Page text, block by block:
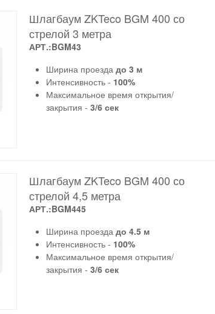
Шлагбаум ZKTeco BGM 400 со
стрелой 3 метра
АРТ.:BGM43
Ширина проезда до 3 м
Интенсивность - 100%
Максимальное время открытия/
закрытия - 3/6 сек
Шлагбаум ZKTeco BGM 400 со
стрелой 4,5 метра
АРТ.:BGM445
Ширина проезда до 4.5 м
Интенсивность - 100%
Максимальное время открытия/
закрытия - 3/6 сек